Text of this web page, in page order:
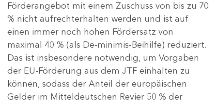
Förderangebot mit einem Zuschuss von bis zu 70
% nicht aufrechterhalten werden und ist auf
einen immer noch hohen Fördersatz von
maximal 40 % (als De-minimis-Beihilfe) reduziert.
Das ist insbesondere notwendig, um Vorgaben
der EU-Förderung aus dem JTF einhalten zu
können, sodass der Anteil der europäischen
Gelder im Mitteldeutschen Revier 50 % der